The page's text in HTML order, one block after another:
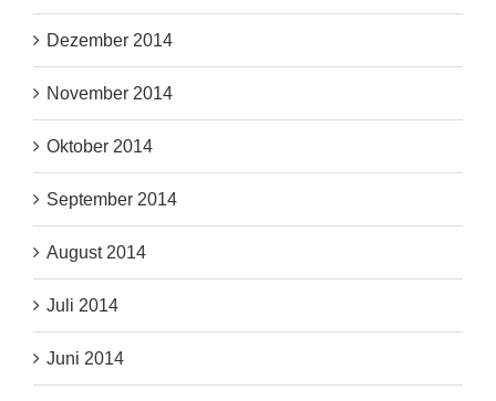
Dezember 2014
November 2014
Oktober 2014
September 2014
August 2014
Juli 2014
Juni 2014